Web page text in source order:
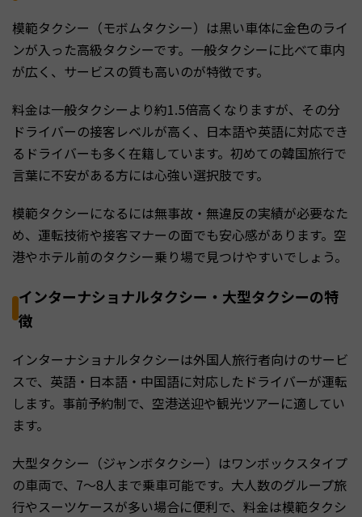
模範タクシー（モボムタクシー）は黒い車体に金色のライ
ンが入った高級タクシーです。一般タクシーに比べて車内
が広く、サービスの質も高いのが特徴です。
料金は一般タクシーより約1.5倍高くなりますが、その分
ドライバーの接客レベルが高く、日本語や英語に対応でき
るドライバーも多く在籍しています。初めての韓国旅行で
言葉に不安がある方には心強い選択肢です。
模範タクシーになるには無事故・無違反の実績が必要なた
め、運転技術や接客マナーの面でも安心感があります。空
港やホテル前のタクシー乗り場で見つけやすいでしょう。
インターナショナルタクシー・大型タクシーの特
徴
インターナショナルタクシーは外国人旅行者向けのサービ
スで、英語・日本語・中国語に対応したドライバーが運転
します。事前予約制で、空港送迎や観光ツアーに適してい
ます。
大型タクシー（ジャンボタクシー）はワンボックスタイプ
の車両で、7〜8人まで乗車可能です。大人数のグループ旅
行やスーツケースが多い場合に便利で、料金は模範タクシ